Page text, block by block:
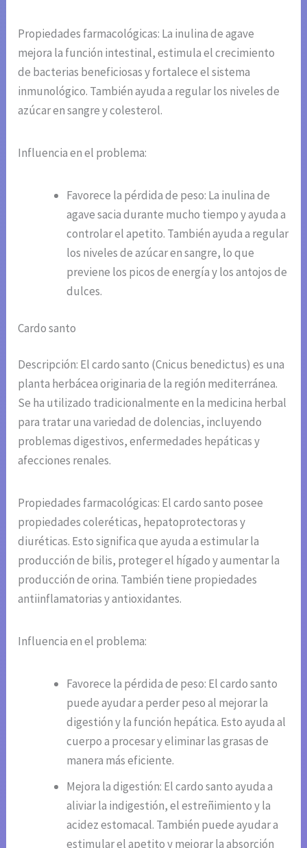
Propiedades farmacológicas: La inulina de agave
mejora la función intestinal, estimula el crecimiento
de bacterias beneficiosas y fortalece el sistema
inmunológico. También ayuda a regular los niveles de
azúcar en sangre y colesterol.
Influencia en el problema:
Favorece la pérdida de peso: La inulina de
agave sacia durante mucho tiempo y ayuda a
controlar el apetito. También ayuda a regular
los niveles de azúcar en sangre, lo que
previene los picos de energía y los antojos de
dulces.
Cardo santo
Descripción: El cardo santo (Cnicus benedictus) es una
planta herbácea originaria de la región mediterránea.
Se ha utilizado tradicionalmente en la medicina herbal
para tratar una variedad de dolencias, incluyendo
problemas digestivos, enfermedades hepáticas y
afecciones renales.
Propiedades farmacológicas: El cardo santo posee
propiedades coleréticas, hepatoprotectoras y
diuréticas. Esto significa que ayuda a estimular la
producción de bilis, proteger el hígado y aumentar la
producción de orina. También tiene propiedades
antiinflamatorias y antioxidantes.
Influencia en el problema:
Favorece la pérdida de peso: El cardo santo
puede ayudar a perder peso al mejorar la
digestión y la función hepática. Esto ayuda al
cuerpo a procesar y eliminar las grasas de
manera más eficiente.
Mejora la digestión: El cardo santo ayuda a
aliviar la indigestión, el estreñimiento y la
acidez estomacal. También puede ayudar a
estimular el apetito y mejorar la absorción